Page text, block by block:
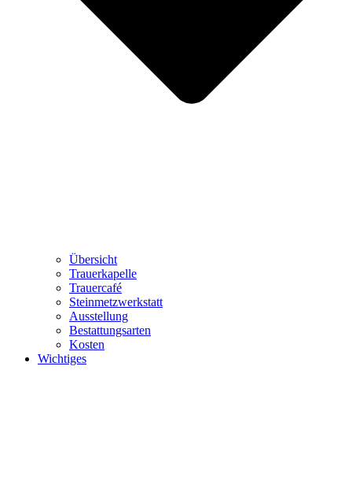
Übersicht
Trauerkapelle
Trauercafé
Steinmetzwerkstatt
Ausstellung
Bestattungsarten
Kosten
Wichtiges